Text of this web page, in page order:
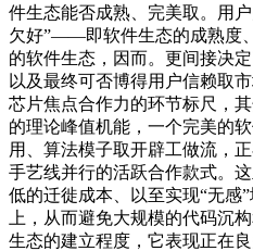
件生态能否成熟、完美取。用
欠好”——即软件生态的成熟度
的软件生态，因而。更间接决
以及最终可否博得用户信赖取
芯片焦点合作力的环节标尺，
的理论峰值机能，一个完美的
用、算法模子取开辟工做流，
手艺线并行的活跃合作款式。
低的迁徙成本、以至实现“无感
上，从而避免大规模的代码沉
生态的建立程度，它表现正在